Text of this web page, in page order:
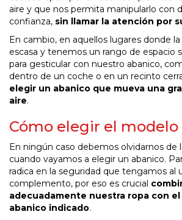
aire y que nos permita manipularlo con
confianza, sin llamar la atención por
En cambio, en aquellos lugares donde
escasa y tenemos un rango de espacio
para gesticular con nuestro abanico,
dentro de un coche o en un recinto
elegir un abanico que mueva una
aire.
Cómo elegir el modelo
En ningún caso debemos olvidarnos de
cuando vayamos a elegir un abanico.
radica en la seguridad que tengamos al
complemento, por eso es crucial
adecuadamente nuestra ropa con
abanico indicado.